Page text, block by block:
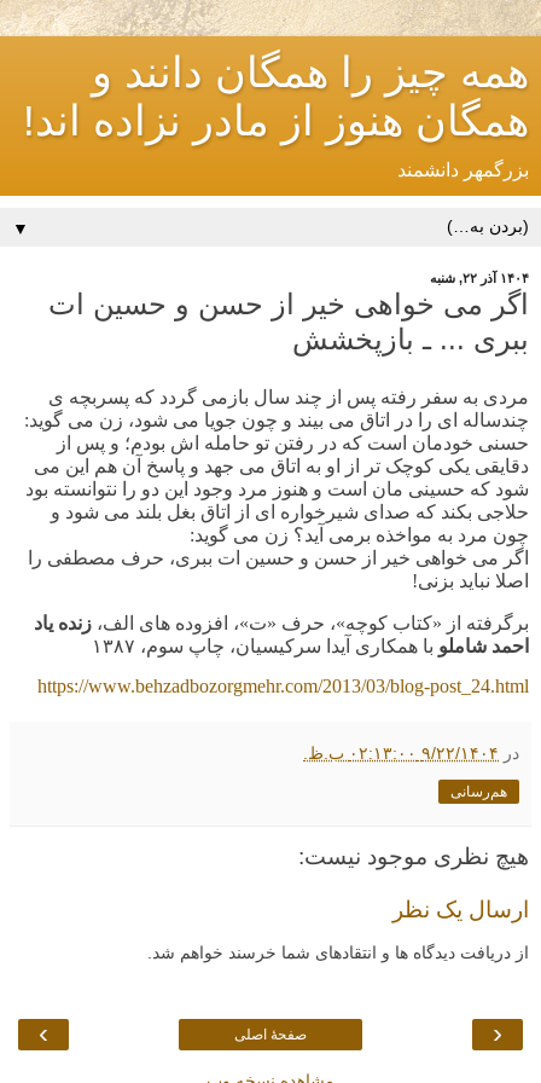
همه چیز را همگان دانند و
همگان هنوز از مادر نزاده اند!
بزرگمهر دانشمند
▼
۱۴۰۴ آذر ۲۲, شنبه
اگر می خواهی خیر از حسن و حسین ات
ببری ... ـ بازپخشش
مردی به سفر رفته پس از چند سال بازمی گردد که پسربچه ی
چندساله ای را در اتاق می بیند و چون جویا می شود، زن می گوید:
حسنی خودمان است که در رفتن تو حامله اش بودم؛ و پس از
دقایقی یکی کوچک تر از او به اتاق می جهد و پاسخ آن هم این می
شود که حسینی مان است و هنوز مرد وجود این دو را نتوانسته بود
حلاجی بکند که صدای شیرخواره ای از اتاق بغل بلند می شود و
چون مرد به مواخذه برمی آید؟ زن می گوید:
اگر می خواهی خیر از حسن و حسین ات ببری، حرف مصطفی را
اصلا نباید بزنی!
برگرفته از «کتاب کوچه»، حرف «ت»، افزوده های الف، زنده یاد
احمد شاملو با همکاری آیدا سرکیسیان، چاپ سوم، ۱۳۸۷
https://www.behzadbozorgmehr.com/2013/03/blog-post_24.html
در ۹/۲۲/۱۴۰۴ ۰۲:۱۳:۰۰ ب.ظ.
هم‌رسانی
هیچ نظری موجود نیست:
ارسال یک نظر
از دریافت دیدگاه ها و انتقادهای شما خرسند خواهم شد.
‹
› صفحهٔ اصلی